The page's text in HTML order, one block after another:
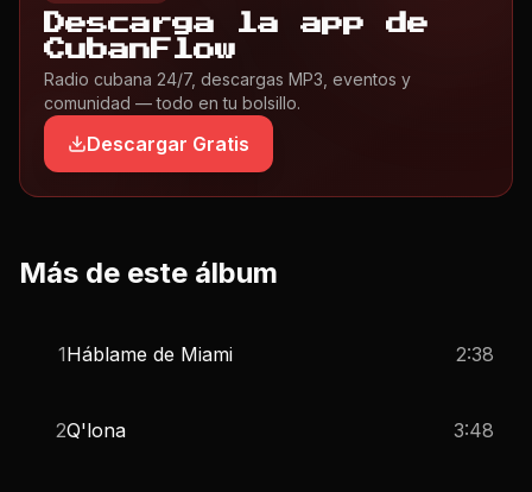
Descarga la app de
CubanFlow
Radio cubana 24/7, descargas MP3, eventos y
comunidad — todo en tu bolsillo.
Descargar Gratis
Más de este álbum
1Háblame de Miami 2:38
2Q'lona 3:48